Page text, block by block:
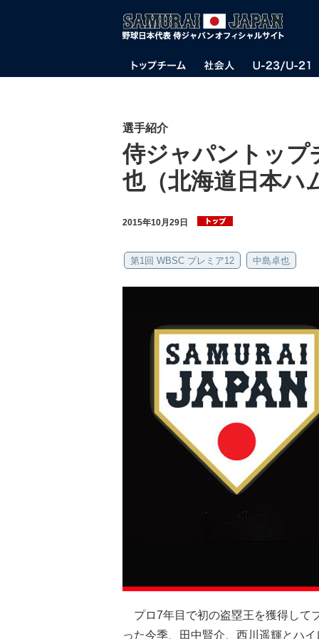
選手紹介
侍ジャパントップ
也（北海道日本ハ
2015年10月29日
第1回 WBSC プレミア12 中島卓也
プロ7年目で初の盗塁王を獲得して
った今季、田中賢介、西川遥輝とハ